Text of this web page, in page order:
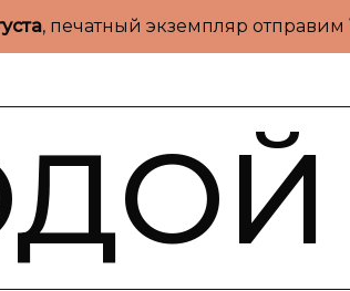
, печатный экземпляр отправим